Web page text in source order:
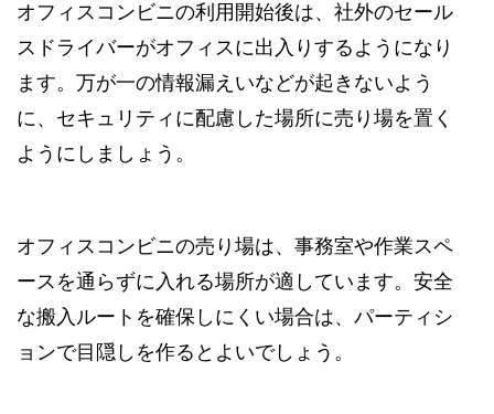
オフィスコンビニの利用開始後は、社外のセール
スドライバーがオフィスに出入りするようになり
ます。万が一の情報漏えいなどが起きないよう
に、セキュリティに配慮した場所に売り場を置く
ようにしましょう。
オフィスコンビニの売り場は、事務室や作業スペ
ースを通らずに入れる場所が適しています。安全
な搬入ルートを確保しにくい場合は、パーティシ
ョンで目隠しを作るとよいでしょう。